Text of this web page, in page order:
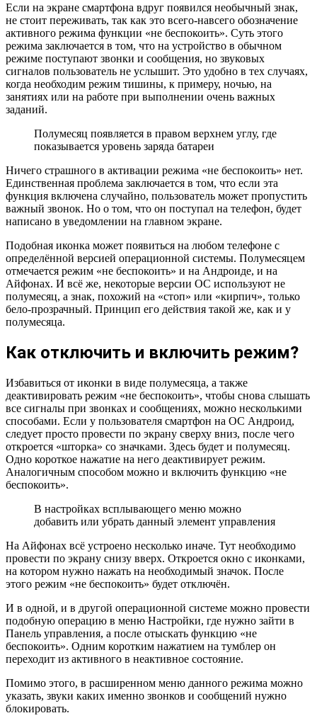
Если на экране смартфона вдруг появился необычный знак,
не стоит переживать, так как это всего-навсего обозначение
активного режима функции «не беспокоить». Суть этого
режима заключается в том, что на устройство в обычном
режиме поступают звонки и сообщения, но звуковых
сигналов пользователь не услышит. Это удобно в тех случаях,
когда необходим режим тишины, к примеру, ночью, на
занятиях или на работе при выполнении очень важных
заданий.
Полумесяц появляется в правом верхнем углу, где
показывается уровень заряда батареи
Ничего страшного в активации режима «не беспокоить» нет.
Единственная проблема заключается в том, что если эта
функция включена случайно, пользователь может пропустить
важный звонок. Но о том, что он поступал на телефон, будет
написано в уведомлении на главном экране.
Подобная иконка может появиться на любом телефоне с
определённой версией операционной системы. Полумесяцем
отмечается режим «не беспокоить» и на Андроиде, и на
Айфонах. И всё же, некоторые версии ОС используют не
полумесяц, а знак, похожий на «стоп» или «кирпич», только
бело-прозрачный. Принцип его действия такой же, как и у
полумесяца.
Как отключить и включить режим?
Избавиться от иконки в виде полумесяца, а также
деактивировать режим «не беспокоить», чтобы снова слышать
все сигналы при звонках и сообщениях, можно несколькими
способами. Если у пользователя смартфон на ОС Андроид,
следует просто провести по экрану сверху вниз, после чего
откроется «шторка» со значками. Здесь будет и полумесяц.
Одно короткое нажатие на него деактивирует режим.
Аналогичным способом можно и включить функцию «не
беспокоить».
В настройках всплывающего меню можно
добавить или убрать данный элемент управления
На Айфонах всё устроено несколько иначе. Тут необходимо
провести по экрану снизу вверх. Откроется окно с иконками,
на котором нужно нажать на необходимый значок. После
этого режим «не беспокоить» будет отключён.
И в одной, и в другой операционной системе можно провести
подобную операцию в меню Настройки, где нужно зайти в
Панель управления, а после отыскать функцию «не
беспокоить». Одним коротким нажатием на тумблер он
переходит из активного в неактивное состояние.
Помимо этого, в расширенном меню данного режима можно
указать, звуки каких именно звонков и сообщений нужно
блокировать.